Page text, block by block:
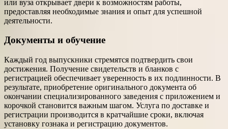
или вуза открывает двери к возможностям работы,
предоставляя необходимые знания и опыт для успешной
деятельности.
Документы и обучение
Каждый год выпускники стремятся подтвердить свои
достижения. Получение свидетельств и бланков с
регистрацией обеспечивает уверенность в их подлинности. В
результате, приобретение оригинального документа об
окончании специализированного заведения с приложением и
корочкой становится важным шагом. Услуга по доставке и
регистрации производится в кратчайшие сроки, включая
установку гознака и регистрацию документов.